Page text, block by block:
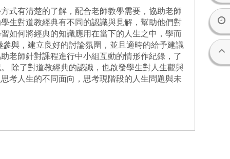
式有清楚的了解，配合老師教學需要，協助老師
生對道教經典有不同的認識與見解，幫助他們對
如何將經典的知識應用在當下的人生之中，學而
與，建立良好的討論氛圍，並且適時的給予建議
老師針對課程進行中小組互動的情形作紀錄，了
除了對道教經典的認識，也啟發學生對人生觀與
考人生的不同面向，思考現階段的人生問題與未